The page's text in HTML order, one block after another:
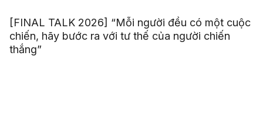
[FINAL TALK 2026] “Mỗi người đều có một cuộc
chiến, hãy bước ra với tư thế của người chiến
thắng”